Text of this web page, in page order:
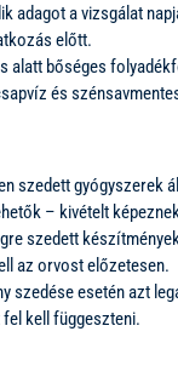
adagot a vizsgálat
előtt.
alatt bőséges
és
szedett gyógyszerek
– kivételt
szedett
az orvost előzetesen.
szedése esetén azt
kell függeszteni.